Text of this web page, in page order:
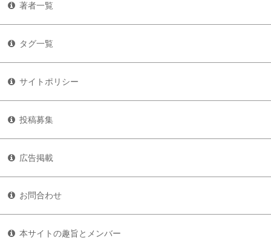
著者一覧
タグ一覧
サイトポリシー
投稿募集
広告掲載
お問合わせ
本サイトの趣旨とメンバー